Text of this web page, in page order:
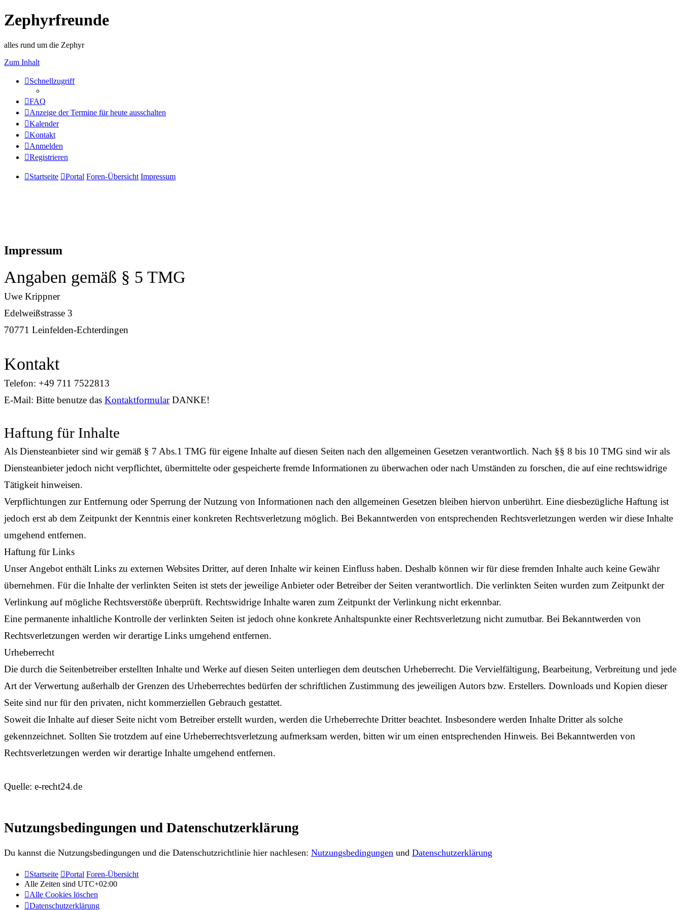
Zephyrfreunde
alles rund um die Zephyr
Zum Inhalt
Schnellzugriff
FAQ
Anzeige der Termine für heute ausschalten
Kalender
Kontakt
Anmelden
Registrieren
Startseite Portal Foren-Übersicht Impressum
Impressum
Angaben gemäß § 5 TMG
Uwe Krippner
Edelweißstrasse 3
70771 Leinfelden-Echterdingen
Kontakt
Telefon: +49 711 7522813
E-Mail: Bitte benutze das KontaktformularDANKE!
Haftung für Inhalte
Als Diensteanbieter sind wir gemäß § 7 Abs.1 TMG für eigene Inhalte auf diesen Seiten nach den allgemeinen Gesetzen verantwortlich. Nach §§ 8 bis 10 TMG sind wir als
Diensteanbieter jedoch nicht verpflichtet, übermittelte oder gespeicherte fremde Informationen zu überwachen oder nach Umständen zu forschen, die auf eine rechtswidrige
Tätigkeit hinweisen.
Verpflichtungen zur Entfernung oder Sperrung der Nutzung von Informationen nach den allgemeinen Gesetzen bleiben hiervon unberührt. Eine diesbezügliche Haftung ist
jedoch erst ab dem Zeitpunkt der Kenntnis einer konkreten Rechtsverletzung möglich. Bei Bekanntwerden von entsprechenden Rechtsverletzungen werden wir diese Inhalte
umgehend entfernen.
Haftung für Links
Unser Angebot enthält Links zu externen Websites Dritter, auf deren Inhalte wir keinen Einfluss haben. Deshalb können wir für diese fremden Inhalte auch keine Gewähr
übernehmen. Für die Inhalte der verlinkten Seiten ist stets der jeweilige Anbieter oder Betreiber der Seiten verantwortlich. Die verlinkten Seiten wurden zum Zeitpunkt der
Verlinkung auf mögliche Rechtsverstöße überprüft. Rechtswidrige Inhalte waren zum Zeitpunkt der Verlinkung nicht erkennbar.
Eine permanente inhaltliche Kontrolle der verlinkten Seiten ist jedoch ohne konkrete Anhaltspunkte einer Rechtsverletzung nicht zumutbar. Bei Bekanntwerden von
Rechtsverletzungen werden wir derartige Links umgehend entfernen.
Urheberrecht
Die durch die Seitenbetreiber erstellten Inhalte und Werke auf diesen Seiten unterliegen dem deutschen Urheberrecht. Die Vervielfältigung, Bearbeitung, Verbreitung und jede
Art der Verwertung außerhalb der Grenzen des Urheberrechtes bedürfen der schriftlichen Zustimmung des jeweiligen Autors bzw. Erstellers. Downloads und Kopien dieser
Seite sind nur für den privaten, nicht kommerziellen Gebrauch gestattet.
Soweit die Inhalte auf dieser Seite nicht vom Betreiber erstellt wurden, werden die Urheberrechte Dritter beachtet. Insbesondere werden Inhalte Dritter als solche
gekennzeichnet. Sollten Sie trotzdem auf eine Urheberrechtsverletzung aufmerksam werden, bitten wir um einen entsprechenden Hinweis. Bei Bekanntwerden von
Rechtsverletzungen werden wir derartige Inhalte umgehend entfernen.
Quelle: e-recht24.de
Nutzungsbedingungen und Datenschutzerklärung
Du kannst die Nutzungsbedingungen und die Datenschutzrichtlinie hier nachlesen: Nutzungsbedingungen und Datenschutzerklärung
Startseite Portal Foren-Übersicht
Alle Zeiten sind UTC+02:00
Alle Cookies löschen
Datenschutzerklärung